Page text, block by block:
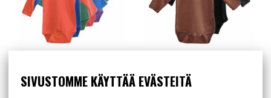
SIVUSTOMME KÄYTTÄÄ EVÄSTEITÄ
Lasten pitkähihainen body -
Lasten pitkähihainen body -